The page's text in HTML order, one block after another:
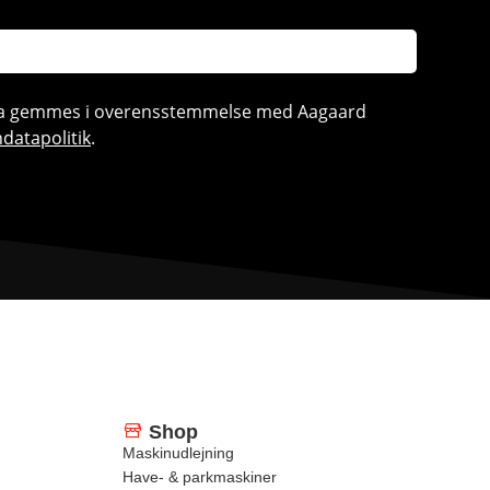
gemmes i overensstemmelse med Aagaard
.
Shop
Maskinudlejning
Have- & parkmaskiner